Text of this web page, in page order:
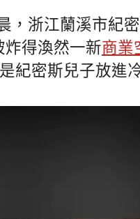
，浙江蘭溪市紀
得渙然一新商業
紀密斯兒子放進